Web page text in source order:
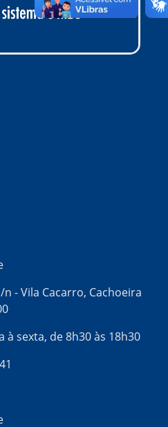
- Vila Cacarro, Cachoeira
sexta, de 8h30 às 18h30